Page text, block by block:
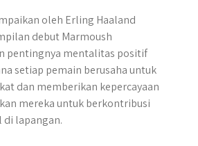
oleh Erling Haaland
debut Marmoush
pentingnya mentalitas positif
setiap pemain berusaha untuk
dan memberikan kepercayaan
mereka untuk berkontribusi
di lapangan.